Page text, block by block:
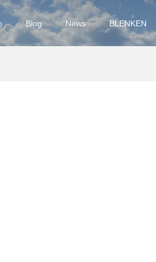
Blog News BLENKEN